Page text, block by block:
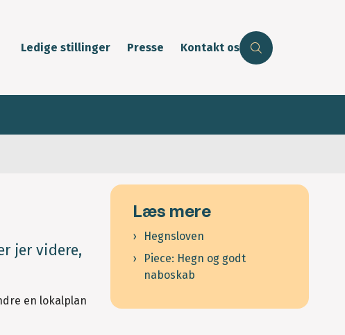
Ledige stillinger Presse Kontakt os
jer videre,
en lokalplan
Læs mere
Hegnsloven
Piece: Hegn og godt
naboskab